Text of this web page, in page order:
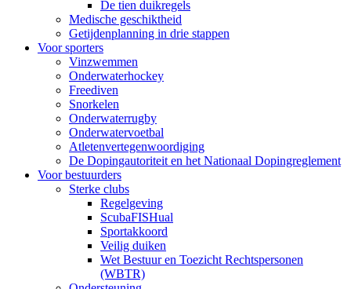
De tien duikregels
Medische geschiktheid
Getijdenplanning in drie stappen
Voor sporters
Vinzwemmen
Onderwaterhockey
Freediven
Snorkelen
Onderwaterrugby
Onderwatervoetbal
Atletenvertegenwoordiging
De Dopingautoriteit en het Nationaal Dopingreglement
Voor bestuurders
Sterke clubs
Regelgeving
ScubaFISHual
Sportakkoord
Veilig duiken
Wet Bestuur en Toezicht Rechtspersonen
(WBTR)